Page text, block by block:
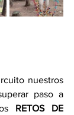
nuestros
paso a
RETOS DE